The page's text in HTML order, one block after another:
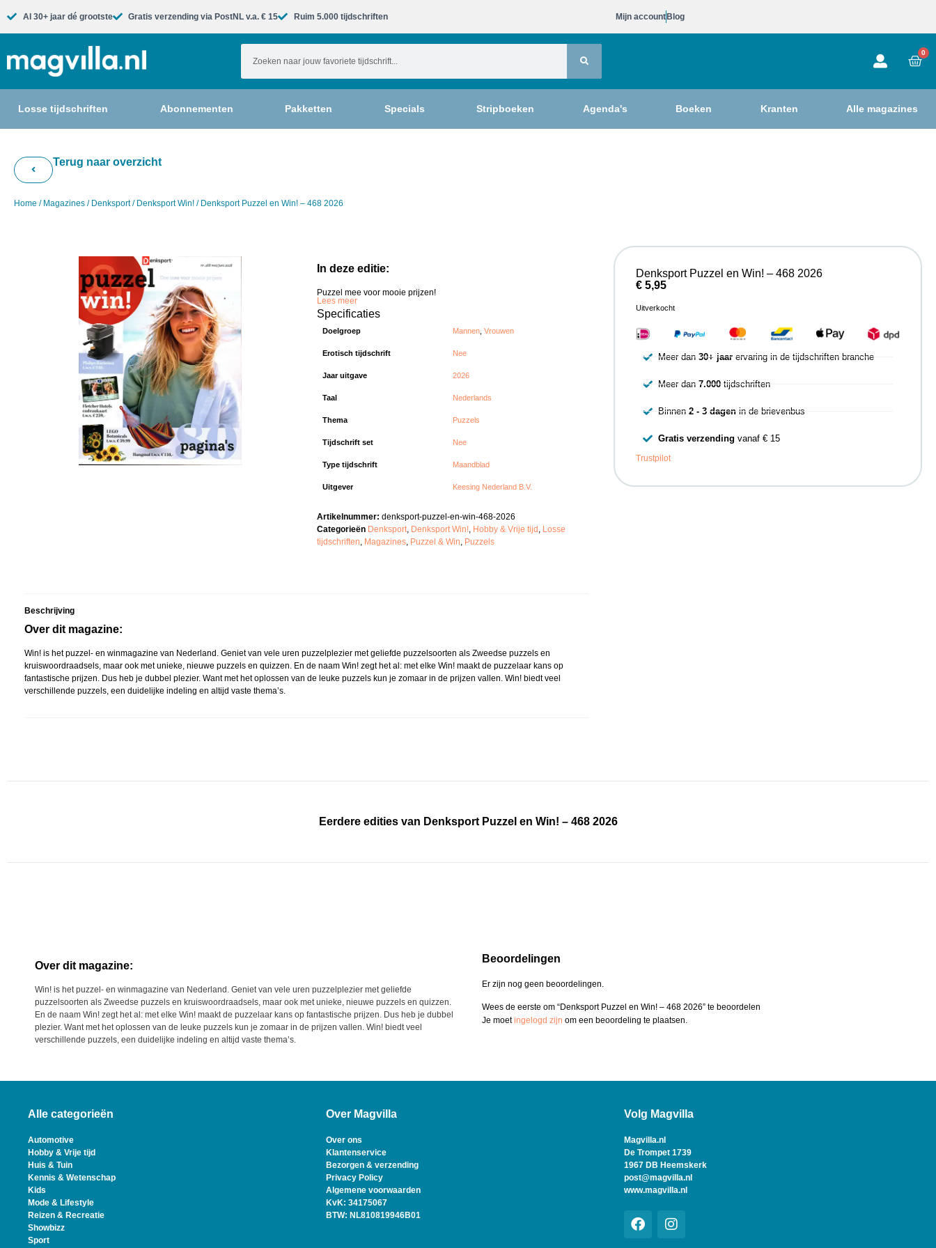
Al 30+ jaar dé grootste​ Gratis verzending via PostNL v.a. € 15 Ruim 5.000 tijdschriften​ Mijn account Blog
0
Losse tijdschriften Abonnementen Pakketten Specials Stripboeken Agenda's Boeken Kranten Alle magazines
Terug naar overzicht
Home / Magazines / Denksport/ Denksport Win! / Denksport Puzzel en Win! – 468 2026
In deze editie:
Puzzel mee voor mooie prijzen!
Lees meer
Specificaties
Doelgroep Mannen ,Vrouwen
Erotisch tijdschrift Nee
Jaar uitgave 2026
Taal Nederlands
Thema Puzzels
Tijdschrift set Nee
Type tijdschrift Maandblad
Uitgever Keesing Nederland B.V.
Artikelnummer:denksport-puzzel-en-win-468-2026
Categorieën Denksport, Denksport Win!, Hobby & Vrije tijd, Losse
tijdschriften, Magazines, Puzzel & Win, Puzzels
Beschrijving
Over dit magazine:
Win! is het puzzel- en winmagazine van Nederland. Geniet van vele uren puzzelplezier met geliefde puzzelsoorten als Zweedse puzzels en
kruiswoordraadsels, maar ook met unieke, nieuwe puzzels en quizzen. En de naam Win! zegt het al: met elke Win! maakt de puzzelaar kans op
fantastische prijzen. Dus heb je dubbel plezier. Want met het oplossen van de leuke puzzels kun je zomaar in de prijzen vallen. Win! biedt veel
verschillende puzzels, een duidelijke indeling en altijd vaste thema’s.
Denksport Puzzel en Win! – 468 2026
€5,95
Uitverkocht
Meer dan30+ jaar ervaring in de tijdschriften branche
Meer dan7.000 tijdschriften
Binnen2 - 3 dagen in de brievenbus
Gratis verzending vanaf € 15
Trustpilot
Eerdere edities van Denksport Puzzel en Win! – 468 2026
Over dit magazine:
Win! is het puzzel- en winmagazine van Nederland. Geniet van vele uren puzzelplezier met geliefde
puzzelsoorten als Zweedse puzzels en kruiswoordraadsels, maar ook met unieke, nieuwe puzzels en quizzen.
En de naam Win! zegt het al: met elke Win! maakt de puzzelaar kans op fantastische prijzen. Dus heb je dubbel
plezier. Want met het oplossen van de leuke puzzels kun je zomaar in de prijzen vallen. Win! biedt veel
verschillende puzzels, een duidelijke indeling en altijd vaste thema’s.
Beoordelingen
Er zijn nog geen beoordelingen.
Wees de eerste om “Denksport Puzzel en Win! – 468 2026” te beoordelen
Je moetingelogd zijn om een beoordeling te plaatsen.
Alle categorieën
Automotive
Hobby & Vrije tijd
Huis & Tuin
Kennis & Wetenschap
Kids
Mode & Lifestyle
Reizen & Recreatie
Showbizz
Sport
Over Magvilla
Over ons
Klantenservice
Bezorgen & verzending
Privacy Policy
Algemene voorwaarden
KvK: 34175067
BTW: NL810819946B01
Volg Magvilla
Magvilla.nl
De Trompet 1739
1967 DB Heemskerk
post@magvilla.nl
www.magvilla.nl